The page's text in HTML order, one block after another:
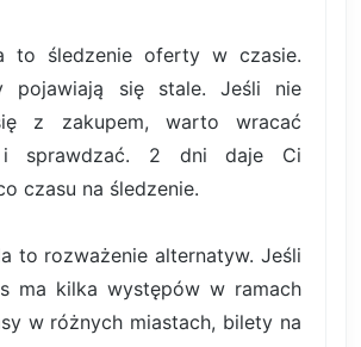
to śledzenie oferty w czasie.
pojawiają się stale. Jeśli nie
z zakupem, warto wracać
i sprawdzać. 2 dni daje Ci
czasu na śledzenie.
to rozważenie alternatyw. Jeśli
ma kilka występów w ramach
w różnych miastach, bilety na